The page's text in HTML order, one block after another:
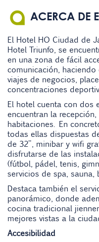
ACERCA DE
El Hotel HO Ciudad de
Hotel Triunfo, se
en una zona de fácil
comunicación,
viajes de negocios,
concentraciones
El hotel cuenta con dos
encuentran la
habitaciones. En
todas ellas dispuestas
de 32”, minibar y wifi
disfrutarse de las
(fútbol, pádel, tenis,
servicios de spa, sauna,
Destaca también el
panorámico, donde
cocina tradicional
mejores vistas a la
Accesibilidad